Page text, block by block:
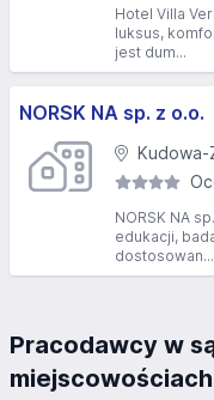
Hotel Villa
luksus,
jest dum...
NORSK NA sp. z o.o.
Kudowa-
NORSK NA
edukacji,
dostosowan...
Pracodawcy w
miejscowościach